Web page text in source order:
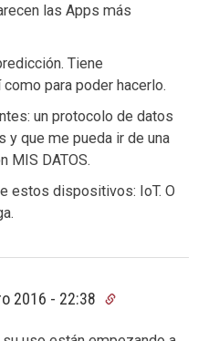
las Apps más
Tiene
para poder hacerlo.
un protocolo de datos
y que me pueda ir de una
MIS DATOS.
estos dispositivos: IoT. O
2016 - 22:38